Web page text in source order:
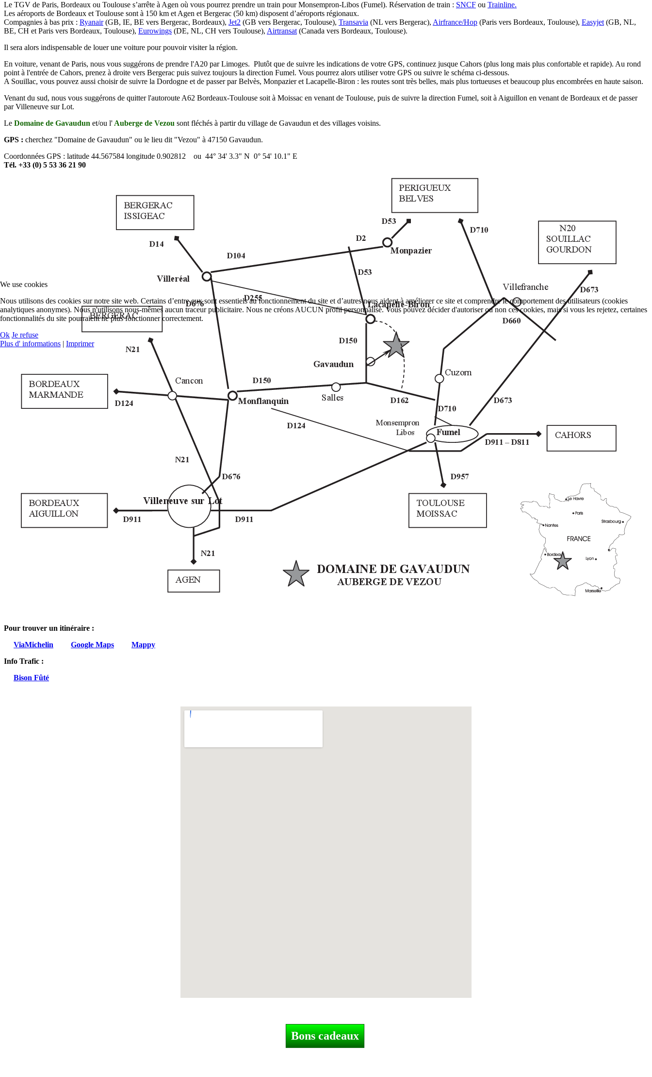
Le TGV de Paris, Bordeaux ou Toulouse s’arrête à Agen où vous pourrez prendre un train pour Monsempron-Libos (Fumel). Réservation de train : SNCF ou Trainline.
Les aéroports de Bordeaux et Toulouse sont à 150 km et Agen et Bergerac (50 km) disposent d’aéroports régionaux.
Compagnies à bas prix : Ryanair(GB, IE, BE vers Bergerac, Bordeaux), Jet2 (GB vers Bergerac, Toulouse), Transavia (NL vers Bergerac), Airfrance/Hop (Paris vers Bordeaux, Toulouse), Easyjet (GB, NL,
BE, CH et Paris vers Bordeaux, Toulouse), Eurowings (DE, NL, CH vers Toulouse), Airtransat (Canada vers Bordeaux, Toulouse).
Il sera alors indispensable de louer une voiture pour pouvoir visiter la région.
En voiture, venant de Paris, nous vous suggérons de prendre l'A20 par Limoges. Plutôt que de suivre les indications de votre GPS, continuez jusque Cahors (plus long mais plus confortable et rapide). Au rond
point à l'entrée de Cahors, prenez à droite vers Bergerac puis suivez toujours la direction Fumel. Vous pourrez alors utiliser votre GPS ou suivre le schéma ci-dessous.
A Souillac, vous pouvez aussi choisir de suivre la Dordogne et de passer par Belvès, Monpazier et Lacapelle-Biron : les routes sont très belles, mais plus tortueuses et beaucoup plus encombrées en haute saison.
Venant du sud, nous vous suggérons de quitter l'autoroute A62 Bordeaux-Toulouse soit à Moissac en venant de Toulouse, puis de suivre la direction Fumel, soit à Aiguillon en venant de Bordeaux et de passer
par Villeneuve sur Lot.
Le Domaine de Gavaudun et/ou l' Auberge de Vezou sont fléchés à partir du village de Gavaudun et des villages voisins.
GPS : cherchez "Domaine de Gavaudun" ou le lieu dit "Vezou" à 47150 Gavaudun.
Coordonnées GPS : latitude 44.567584 longitude 0.902812 ou 44° 34' 3.3" N 0° 54' 10.1" E
Tél. +33 (0) 5 53 36 21 90
Pour trouver un itinéraire :
ViaMichelin
Google Maps
Mappy
Info Trafic :
Bison Fûté
We use cookies
Nous utilisons des cookies sur notre site web. Certains d’entre eux sont essentiels au fonctionnement du site et d’autres nous aident à améliorer ce site et comprendre le comportement des utilisateurs (cookies
analytiques anonymes). Nous n'utilisons nous-mêmes aucun traceur publicitaire. Nous ne créons AUCUN profil personnalisé. Vous pouvez décider d'autoriser ou non ces cookies, mais si vous les rejetez, certaines
fonctionnalités du site pourraient ne plus fonctionner correctement.
Ok Je refuse
Plus d' informations | Imprimer